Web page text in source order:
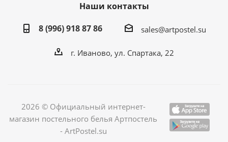
Наши контакты
8 (996) 918 87 86
sales@artpostel.su
г. Иваново, ул. Спартака, 22
2026 © Официальный интернет-
магазин постельного белья Артпостель
- ArtPostel.su